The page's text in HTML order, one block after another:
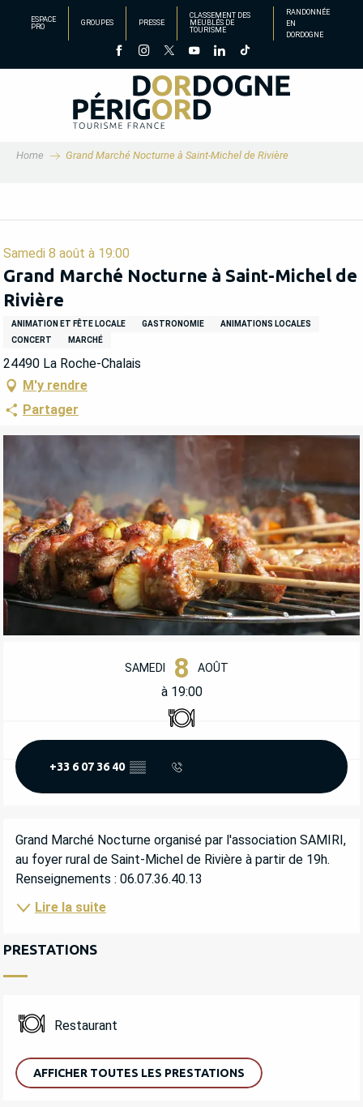
principal
ESPACE
PRO
GROUPES PRESSE
CLASSEMENT DES
MEUBLÉS DE
TOURISME
RANDONNÉE
EN
DORDOGNE
Home Grand Marché Nocturne à Saint-Michel de Rivière
Samedi 8 août à 19:00
Grand Marché Nocturne à Saint-Michel de
Rivière
ANIMATION ET FÊTE LOCALE GASTRONOMIE
ANIMATIONS LOCALES
CONCERT
MARCHÉ
24490 La Roche-Chalais
M'y rendre
Partager
OUVERTURE ET COORDONNÉES
SAMEDI 8 AOÛT
à 19:00
Restaurant
+33 6 07 36 40 ▒▒
DESCRIPTION
Grand Marché Nocturne organisé par l'association SAMIRI,
au foyer rural de Saint-Michel de Rivière à partir de 19h.
Renseignements : 06.07.36.40.13
Lire la suite
PRESTATIONS
Restaurant
AFFICHER TOUTES LES PRESTATIONS